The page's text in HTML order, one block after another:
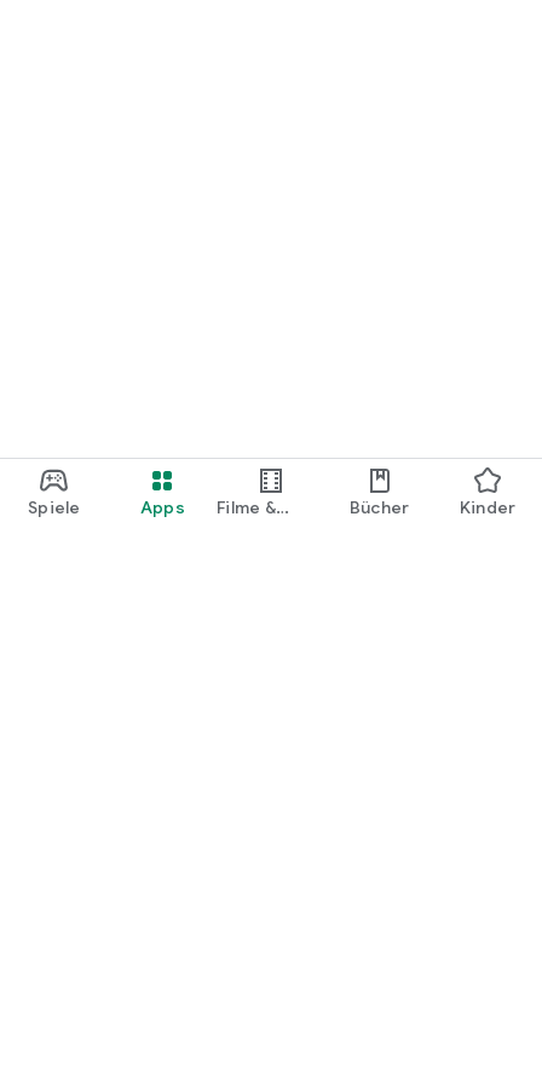
Spiele Apps
Filme &
Bücher Kinder